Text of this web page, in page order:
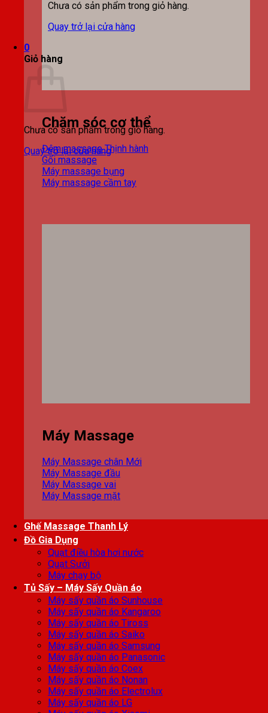
Chưa có sản phẩm trong giỏ hàng.
Quay trở lại cửa hàng
0
Giỏ hàng
Chưa có sản phẩm trong giỏ hàng.
Quay trở lại cửa hàng
Chăm sóc cơ thể
Đệm massage
Gối massage
Máy massage bụng
Máy massage cầm tay
Máy Massage
Máy Massage chân
Máy Massage đầu
Máy Massage vai
Máy Massage mặt
Ghế Massage Thanh Lý
Đồ Gia Dụng
Quạt điều hòa hơi nước
Quạt Sưởi
Máy chạy bộ
Tủ Sấy – Máy Sấy Quần áo
Máy sấy quần áo Sunhouse
Máy sấy quần áo Kangaroo
Máy sấy quần áo Tiross
Máy sấy quần áo Saiko
Máy sấy quần áo Samsung
Máy sấy quần áo Panasonic
Máy sấy quần áo Coex
Máy sấy quần áo Nonan
Máy sấy quần áo Electrolux
Máy sấy quần áo LG